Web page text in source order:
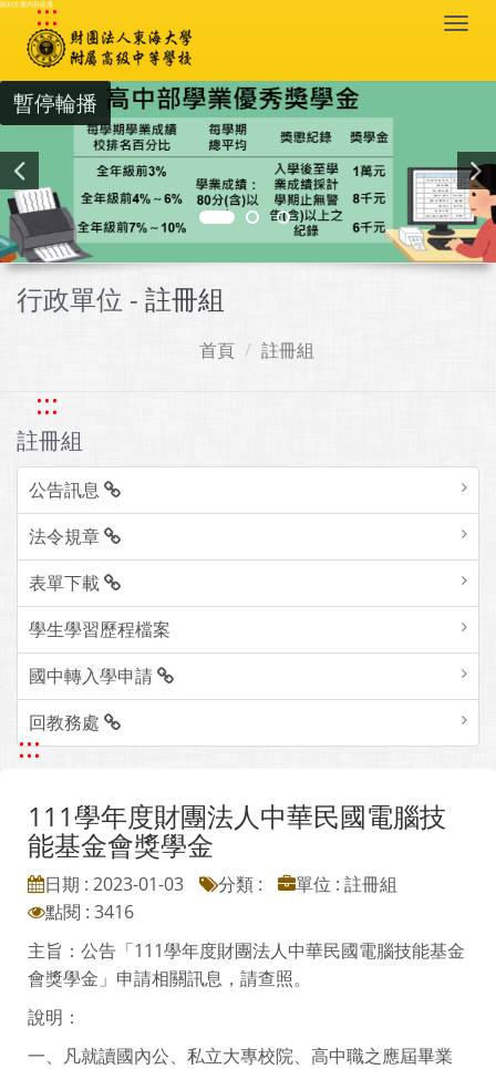
跳到主要內容區塊
:::
暫停輪播
行政單位 - 註冊組
首頁 註冊組
:::
註冊組
公告訊息
法令規章
表單下載
學生學習歷程檔案
國中轉入學申請
回教務處
:::
111學年度財團法人中華民國電腦技
能基金會獎學金
日期 : 2023-01-03 分類 :
單位 : 註冊組
點閱 : 3416
主旨：公告「111學年度財團法人中華民國電腦技能基金
會獎學金」申請相關訊息，請查照。
說明：
一、凡就讀國內公、私立大專校院、高中職之應屆畢業